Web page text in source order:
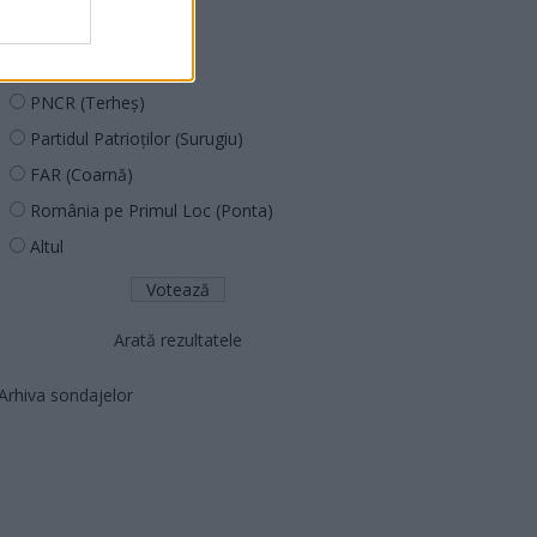
PNCR (Terheș)
Partidul Patrioților (Surugiu)
FAR (Coarnă)
România pe Primul Loc (Ponta)
Altul
Arată rezultatele
sondajelor